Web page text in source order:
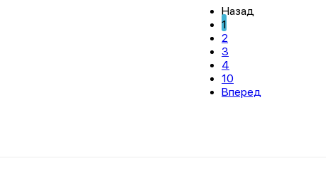
Назад
1
2
3
4
10
Вперед